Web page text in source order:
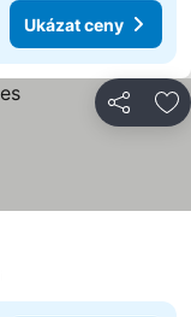
Ukázat ceny
Sdílet